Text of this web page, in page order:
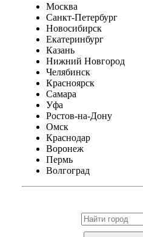
Москва
Санкт-Петербург
Новосибирск
Екатеринбург
Казань
Нижний Новгород
Челябинск
Красноярск
Самара
Уфа
Ростов-на-Дону
Омск
Краснодар
Воронеж
Пермь
Волгоград